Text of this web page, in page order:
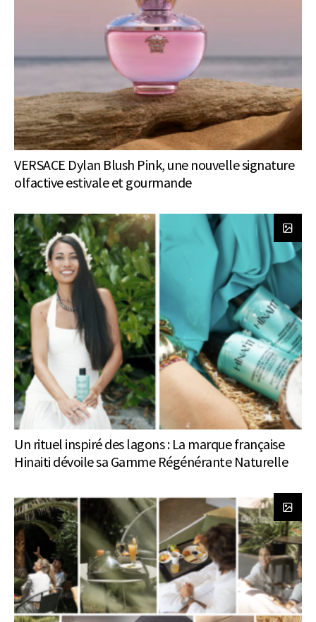
VERSACE Dylan Blush Pink, une nouvelle signature
olfactive estivale et gourmande
Un rituel inspiré des lagons : La marque française
Hinaiti dévoile sa Gamme Régénérante Naturelle